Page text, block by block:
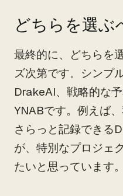
どちらを選ぶ
最終的に、どちらを
ズ次第です。シンプ
DrakeAI、戦略的な
YNABです。例えば
さらっと記録できる
が、特別なプロジェ
たいと思っています。